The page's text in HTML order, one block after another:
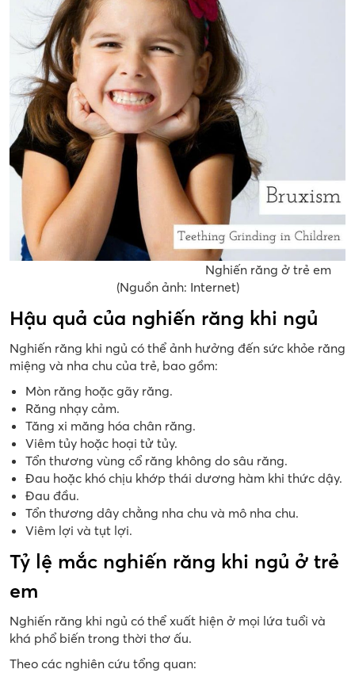
Nghiến răng ở trẻ em
(Nguồn ảnh: Internet)
Hậu quả của nghiến răng khi ngủ
Nghiến răng khi ngủ có thể ảnh hưởng đến sức khỏe răng
miệng và nha chu của trẻ, bao gồm:
Mòn răng hoặc gãy răng.
Răng nhạy cảm.
Tăng xi măng hóa chân răng.
Viêm tủy hoặc hoại tử tủy.
Tổn thương vùng cổ răng không do sâu răng.
Đau hoặc khó chịu khớp thái dương hàm khi thức dậy.
Đau đầu.
Tổn thương dây chằng nha chu và mô nha chu.
Viêm lợi và tụt lợi.
Tỷ lệ mắc nghiến răng khi ngủ ở trẻ
em
Nghiến răng khi ngủ có thể xuất hiện ở mọi lứa tuổi và
khá phổ biến trong thời thơ ấu.
Theo các nghiên cứu tổng quan: